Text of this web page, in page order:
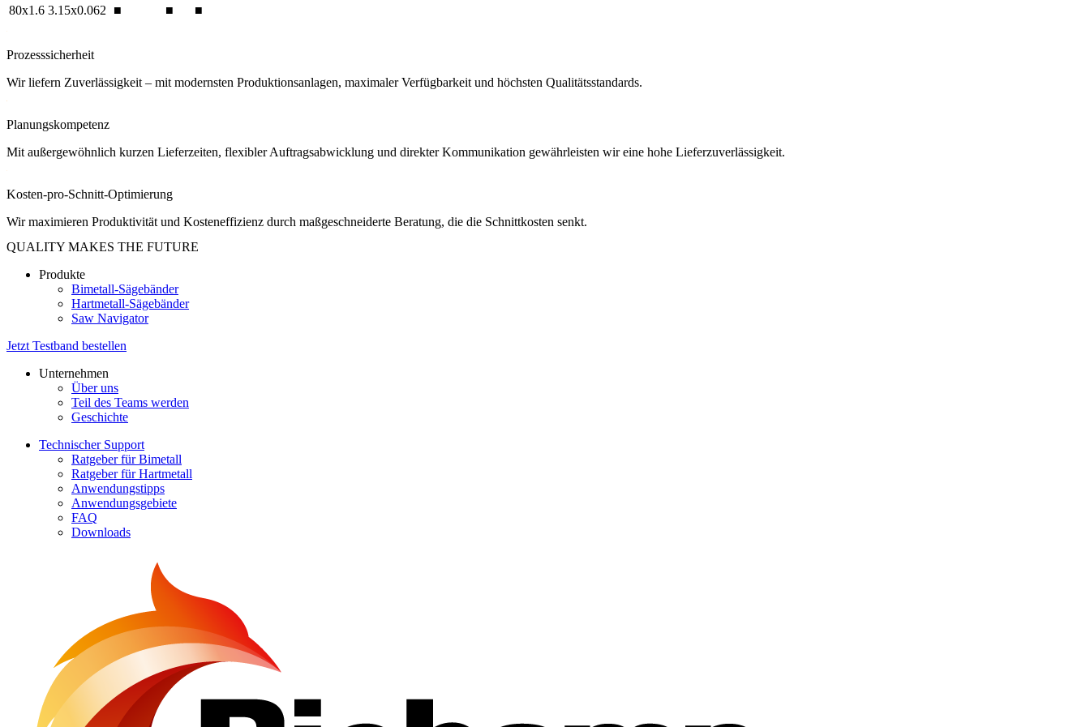
80x1.6 3.15x0.062 ■ ■ ■
Prozesssicherheit
Wir liefern Zuverlässigkeit – mit modernsten Produktionsanlagen, maximaler Verfügbarkeit und höchsten Qualitätsstandards.
Planungskompetenz
Mit außergewöhnlich kurzen Lieferzeiten, flexibler Auftragsabwicklung und direkter Kommunikation gewährleisten wir eine hohe Lieferzuverlässigkeit.
Kosten-pro-Schnitt-Optimierung
Wir maximieren Produktivität und Kosteneffizienz durch maßgeschneiderte Beratung, die die Schnittkosten senkt.
QUALITY MAKES THE FUTURE
Produkte
Bimetall-Sägebänder
Hartmetall-Sägebänder
Saw Navigator
Jetzt Testband bestellen
Unternehmen
Über uns
Teil des Teams werden
Geschichte
Technischer Support
Ratgeber für Bimetall
Ratgeber für Hartmetall
Anwendungstipps
Anwendungsgebiete
FAQ
Downloads